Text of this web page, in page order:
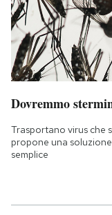
Dovremmo
Trasportano virus che
propone una
semplice